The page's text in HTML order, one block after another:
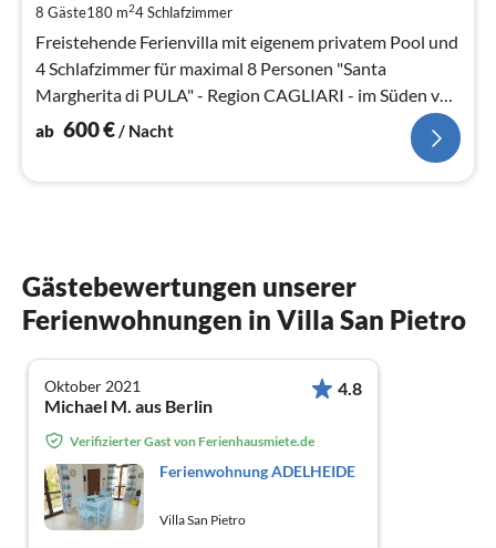
8 Gäste180 m24Schlafzimmer
Freistehende Ferienvilla mit eigenem privatem Pool und
4 Schlafzimmer für maximal 8 Personen "Santa
Margherita di PULA" - Region CAGLIARI - im Süden von
SARDINIEN.
ab 600€/ Nacht
Gästebewertungen unserer
Ferienwohnungen in Villa San Pietro
Oktober 2021
Michael M. aus Berlin
4.8
Verifizierter Gast von Ferienhausmiete.de
Ferienwohnung ADELHEIDE
Villa San Pietro